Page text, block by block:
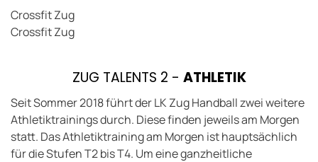
Crossfit Zug
Crossfit Zug
ZUG TALENTS 2 - ATHLETIK
Seit Sommer 2018 führt der LK Zug Handball zwei weitere
Athletiktrainings durch. Diese finden jeweils am Morgen
statt. Das Athletiktraining am Morgen ist hauptsächlich
für die Stufen T2 bis T4. Um eine ganzheitliche